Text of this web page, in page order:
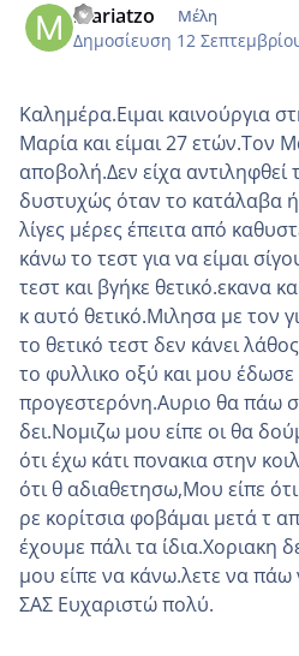
mariatzo Μέλη
Δημοσίευση 12
Καλημέρα.Ειμαι καινούργια
Μαρία και είμαι 27 ετών.Τον
αποβολή.Δεν είχα αντιληφθεί
δυστυχώς όταν το κατάλαβα
λίγες μέρες έπειτα από
κάνω το τεστ για να είμαι
τεστ και βγήκε θετικό.εκανα
κ αυτό θετικό.Μιλησα με τον
το θετικό τεστ δεν κάνει
το φυλλικο οξύ και μου έδωσε
προγεστερόνη.Αυριο θα πάω
δει.Νομιζω μου είπε οι θα
ότι έχω κάτι πονακια στην
ότι θ αδιαθετησω,Μου είπε
ρε κορίτσια φοβάμαι μετά τ
έχουμε πάλι τα ίδια.Χοριακη
μου είπε να κάνω.λετε να
ΣΑΣ Ευχαριστώ πολύ.